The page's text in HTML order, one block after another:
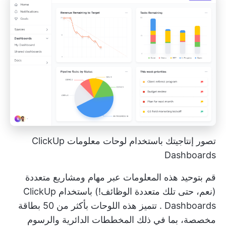
تصور إنتاجيتك باستخدام لوحات معلومات ClickUp
Dashboards
قم بتوحيد هذه المعلومات عبر مهام ومشاريع متعددة
(نعم، حتى تلك متعددة الوظائف!) باستخدام ClickUp
Dashboards
. تتميز هذه اللوحات بأكثر من 50 بطاقة
مخصصة، بما في ذلك المخططات الدائرية والرسوم